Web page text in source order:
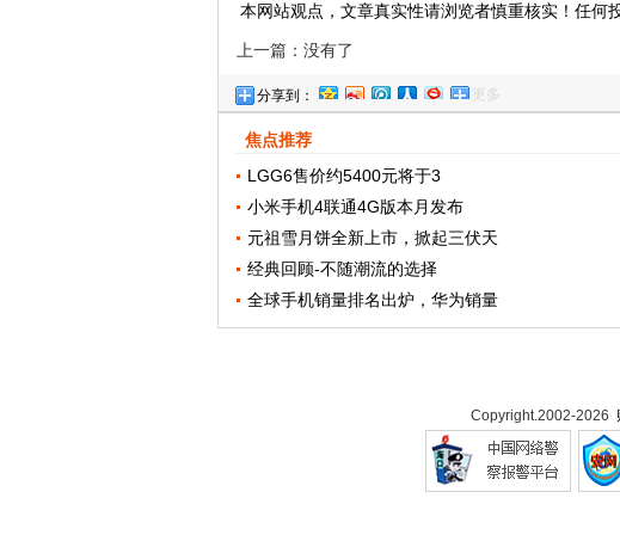
本网站观点，文章真实性请浏览者慎重核实！任何
上一篇：没有了
分享到： 更多
焦点推荐
LGG6售价约5400元将于3
小米手机4联通4G版本月发布
元祖雪月饼全新上市，掀起三伏天
经典回顾-不随潮流的选择
全球手机销量排名出炉，华为销量
Copyright.2002-2026